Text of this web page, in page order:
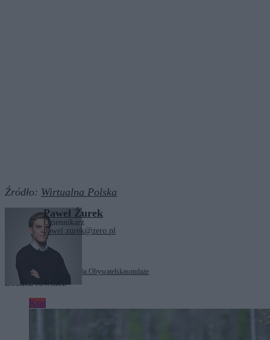
Źródło: Wirtualna Polska
Paweł Żurek
Dziennikarz
pawel.zurek@zero.pl
Tagi: Donald Tusk Koalicja Obywatelskasondaże
Zobacz również
Kraj